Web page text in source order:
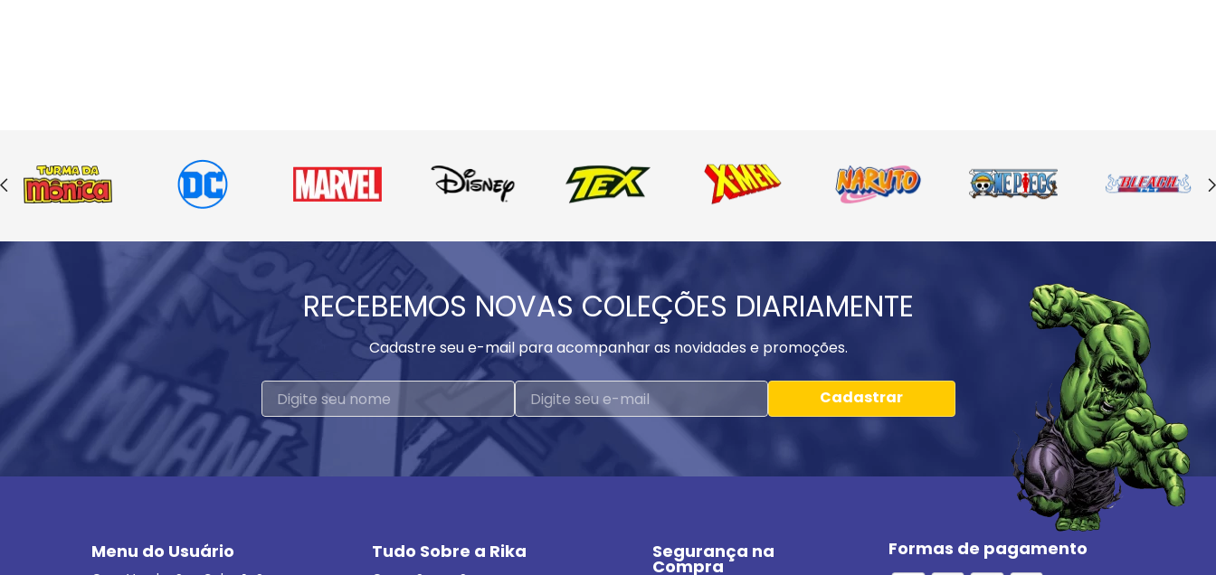
RECEBEMOS NOVAS COLEÇÕES DIARIAMENTE
Cadastre seu e-mail para acompanhar as novidades e promoções.
Cadastrar
Menu do Usuário Tudo Sobre a Rika Segurança na
Compra
Formas de pagamento